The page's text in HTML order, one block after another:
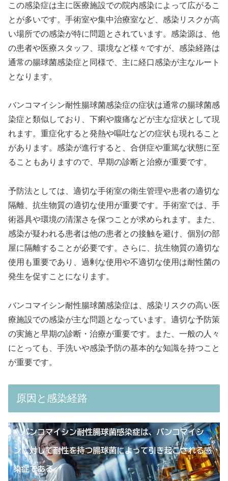
この感染症は主に医療施設での院内感染によって広がるこ
とが多いです。手術室や集中治療室など、感染リスクが高
い場所での感染が特に問題とされています。感染源は、他
の患者や医療スタッフ、環境など様々ですが、感染経路は
通常の腸球菌感染症と同様で、主に経口感染が主なルート
となります。
バンコマイシン耐性腸球菌感染症の症状は通常の腸球菌感
染症と類似しており、下痢や腹痛などが主な症状として現
れます。重症化すると発熱や嘔吐などの症状も現れること
があります。感染が進行すると、合併症や重篤な状態に至
ることもありますので、早期の診断と治療が重要です。
予防法としては、適切な手術室の衛生管理や患者の適切な
隔離、抗生物質の適切な使用が重要です。手術室では、手
術器具や環境の清潔さを保つことが求められます。また、
感染が疑われる患者は他の患者との接触を避け、個別の部
屋に隔離することが必要です。さらに、抗生物質の適切な
使用も重要であり、過剰な使用や不適切な使用は耐性菌の
発生を促すことになります。
バンコマイシン耐性腸球菌感染症は、感染リスクの高い医
療施設での感染が主な問題となっています。適切な予防策
の実施と早期の診断・治療が重要です。また、一般の人々
にとっても、手洗いや感染予防の基本的な知識を持つこと
が重要です。
原因と感染経路